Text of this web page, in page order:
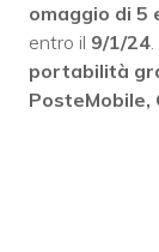
omaggio di 5
entro il 9/1/24
portabilità
PosteMobile,